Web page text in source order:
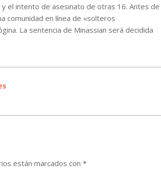
el intento de asesinato de otras 16. Antes de
comunidad en línea de «solteros
La sentencia de Minassian será decidida
están marcados con *